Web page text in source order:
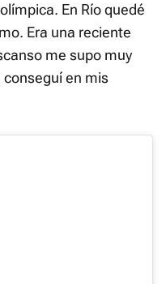
En Río quedé
Era una reciente
me supo muy
conseguí en mis